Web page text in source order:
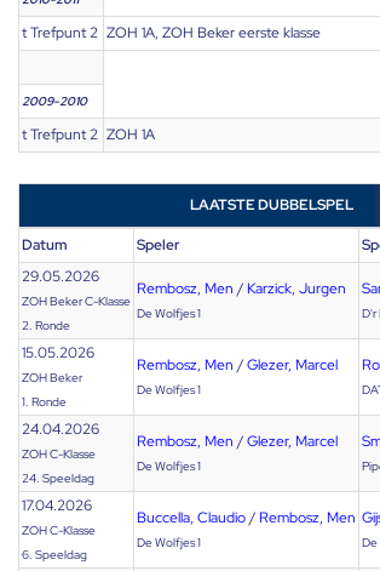
t Trefpunt 2 ZOH 1A, ZOH Beker eerste klasse
2009-2010
t Trefpunt 2 ZOH 1A
LAATSTE DUBBELSPEL
Datum Speler
29.05.2026
ZOH Beker C-Klasse
2. Ronde
Rembosz, Men / Karzick, Jurgen
De Wolfjes 1 D'r
15.05.2026
ZOH Beker
1. Ronde
Rembosz, Men /Glezer, Marcel
De Wolfjes 1
24.04.2026
ZOH C-Klasse
24. Speeldag
Rembosz, Men /Glezer, Marcel
De Wolfjes 1
17.04.2026
ZOH C-Klasse
6. Speeldag
Buccella, Claudio/ Rembosz, Men
De Wolfjes 1 De